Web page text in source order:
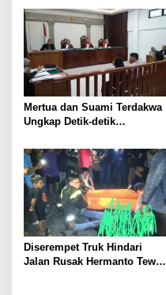
Sentosa 2
Mertua dan Suami Terdakwa
Ungkap Detik-detik
Asep di Kertapati
Diserempet Truk Hindari
Jalan Rusak Hermanto Tewas